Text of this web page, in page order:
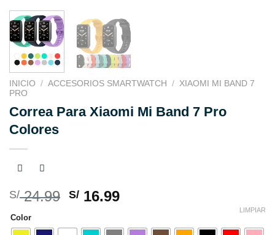
INICIO / ACCESORIOS SMARTWATCH / XIAOMI MI BAND 7
PRO
Correa Para Xiaomi Mi Band 7 Pro
Colores
S/24.99 El
original
S/ 16.99El
actual
Color
LIMPIAR